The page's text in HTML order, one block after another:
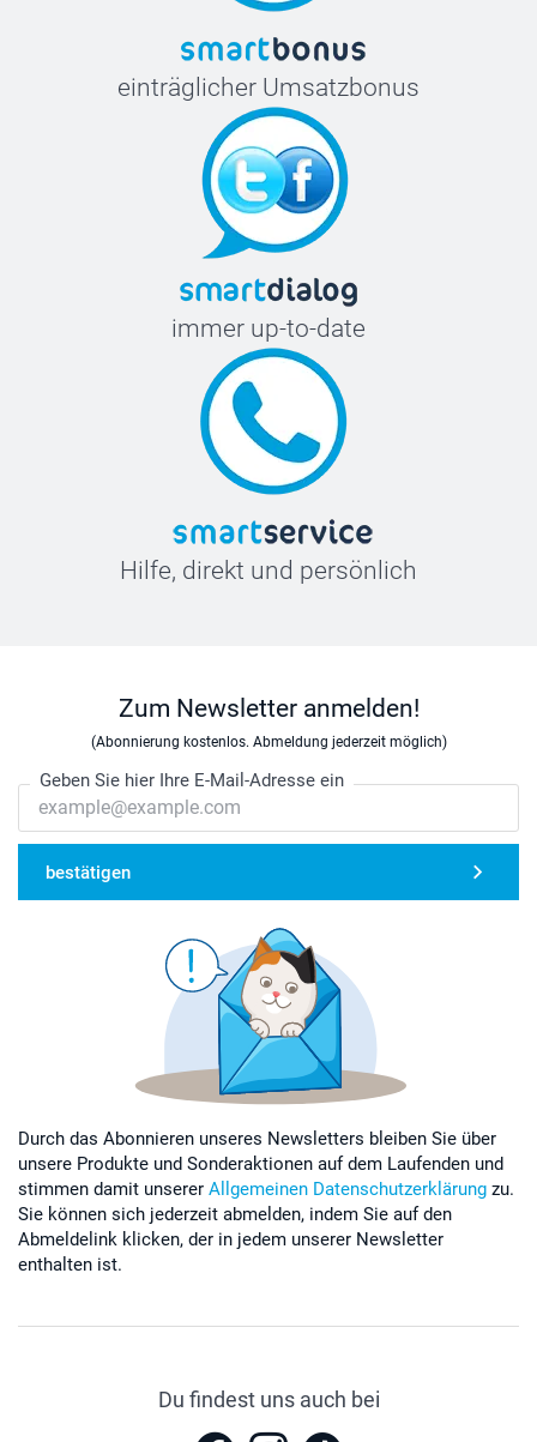
einträglicher Umsatzbonus
immer up-to-date
Hilfe, direkt und persönlich
Zum Newsletter anmelden!
(Abonnierung kostenlos. Abmeldung jederzeit möglich)
Geben Sie hier Ihre E-Mail-Adresse ein
bestätigen
Durch das Abonnieren unseres Newsletters bleiben Sie über
unsere Produkte und Sonderaktionen auf dem Laufenden und
stimmen damit unserer Allgemeinen Datenschutzerklärung zu.
Sie können sich jederzeit abmelden, indem Sie auf den
Abmeldelink klicken, der in jedem unserer Newsletter
enthalten ist.
Du findest uns auch bei